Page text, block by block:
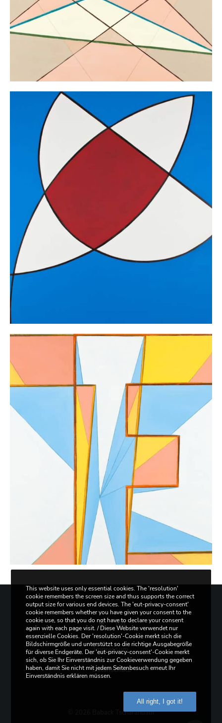
FacebookInstagram
Impressum
Datenschutz
© 2026 Baback Tscharandabi
This website uses only essential cookies. The 'resolution'
cookie remembers the screen size and thus supports the correct
output size for various end devices. The 'eut-privacy-consent'
cookie remembers whether you have given your consent to the
cookie use, so that you do not have to declare your consent
again with each page visit. / Diese Website verwendet nur
essenzielle Cookies. Der 'resolution'-Cookie merkt sich die
Bildschirmgröße und unterstützt so die richtige Ausgabegröße
für diverse Endgeräte. Der 'eut-privacy-consent'-Cookie merkt
sich, ob Sie Ihr Einverständnis zur Cookieverwendung gegeben
haben, damit Sie nicht mit jedem Seitenbesuch erneut Ihr
Einverständnis erklären müssen.
All right, I got it!